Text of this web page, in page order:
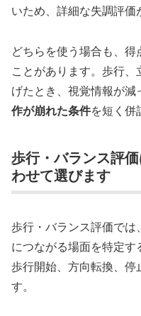
いため、詳細な失調評価
どちらを使う場合も、
ことがあります。歩行
げたとき、視覚情報が減
作が崩れた条件を短く併
歩行・バランス評
わせて選びます
歩行・バランス評価で
につながる場面を特定す
歩行開始、方向転換、停
す。